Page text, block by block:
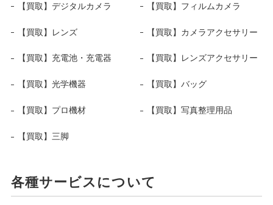
【買取】デジタルカメラ 【買取】フィルムカメラ
【買取】レンズ 【買取】カメラアクセサリー
【買取】充電池・充電器 【買取】レンズアクセサリー
【買取】光学機器 【買取】バッグ
【買取】プロ機材 【買取】写真整理用品
【買取】三脚
各種サービスについて